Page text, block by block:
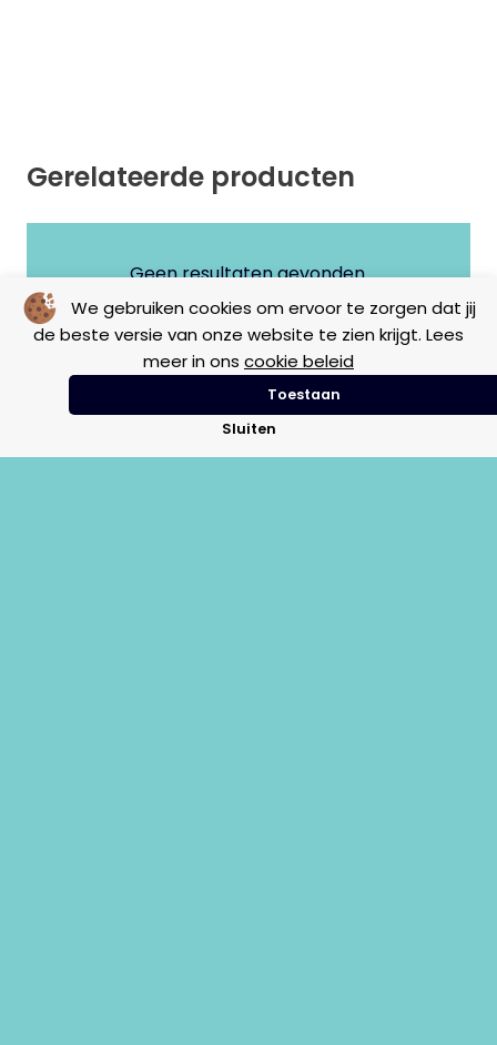
We gebruiken cookies om ervoor te zorgen dat jij
de beste versie van onze website te zien krijgt. Lees
meer in ons cookie beleid
Toestaan
Sluiten
Gerelateerde producten
Geen resultaten gevonden.